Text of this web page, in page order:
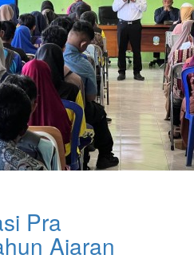
Pra
Ajaran